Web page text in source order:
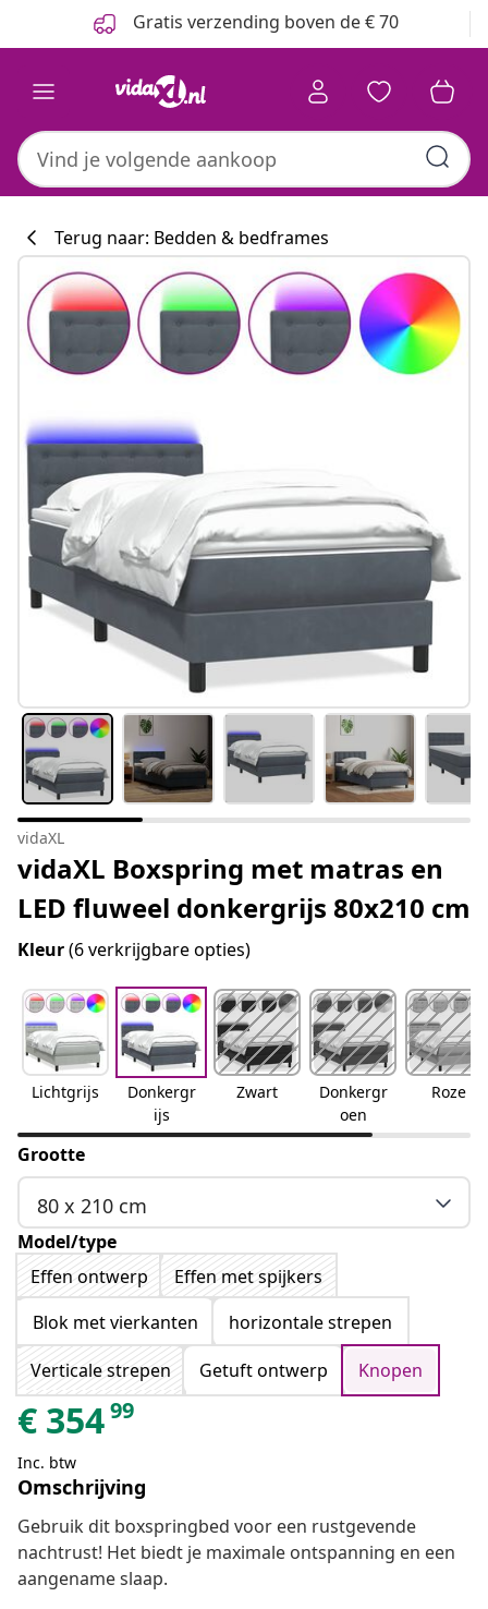
Gratis verzending boven de € 70
Terug naar: Bedden & bedframes
vidaXL
vidaXL Boxspring met matras en
LED fluweel donkergrijs 80x210 cm
Kleur(6 verkrijgbare opties)
Lichtgrijs
Donkergr
ijs
Zwart
Donkergr
oen
Roze
Grootte
80 x 210 cm
Model/type
Effen ontwerp
Effen met spijkers
Blok met vierkanten
horizontale strepen
Verticale strepen
Getuft ontwerp Knopen
€ 35499
Inc. btw
Omschrijving
Gebruik dit boxspringbed voor een rustgevende
nachtrust! Het biedt je maximale ontspanning en een
aangename slaap.